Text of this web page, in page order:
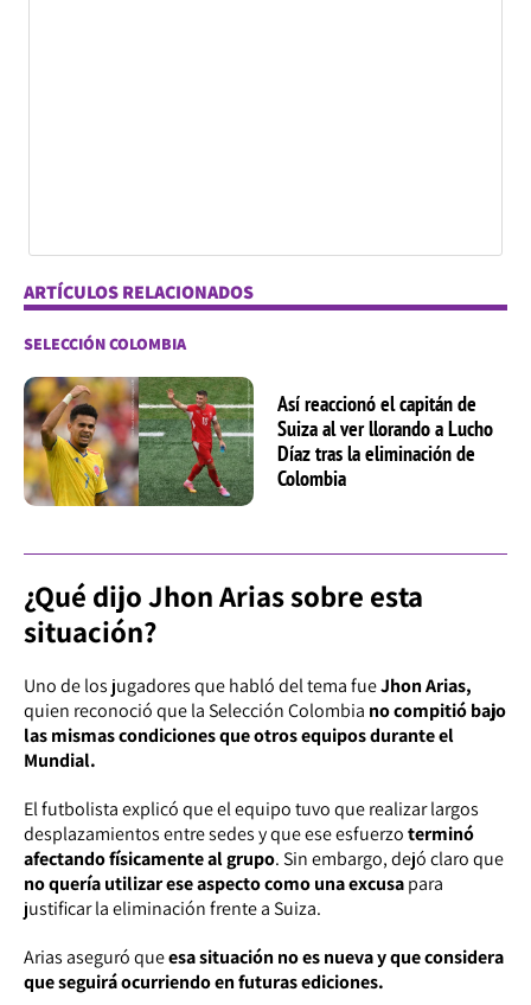
ARTÍCULOS RELACIONADOS
SELECCIÓN COLOMBIA
Así reaccionó el capitán de
Suiza al ver llorando a Lucho
Díaz tras la eliminación de
Colombia
¿Qué dijo Jhon Arias sobre esta
situación?
Uno de los jugadores que habló del tema fueJhon Arias,
quien reconoció que la Selección Colombia no compitió bajo
las mismas condiciones que otros equipos durante el
Mundial.
El futbolista explicó que el equipo tuvo que realizar largos
desplazamientos entre sedes y que ese esfuerzoterminó
afectando físicamente al grupo. Sin embargo, dejó claro que
no quería utilizar ese aspecto como una excusapara
justificar la eliminación frente a Suiza.
Arias aseguró queesa situación no es nueva y que considera
que seguirá ocurriendo en futuras ediciones.